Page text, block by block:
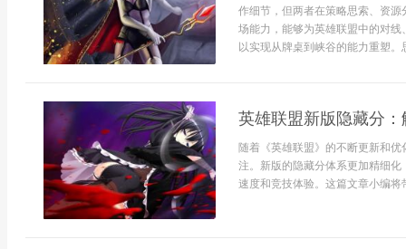
作细节，但两者在策略思索、资
场能力，能够为英雄联盟中的对
以实现从牌桌到峡谷的能力重塑。
英雄联盟新版隐藏分
随着《英雄联盟》的不断更新和
注。新版的隐藏分体系更加精细
速度和竞技体验。这篇文章小编